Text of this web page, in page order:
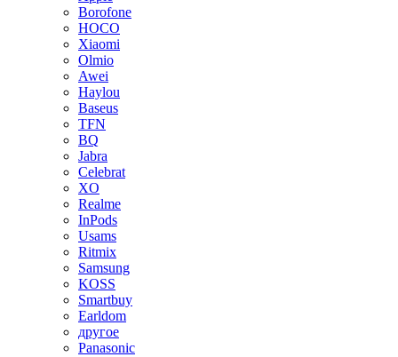
Borofone
HOCO
Xiaomi
Olmio
Awei
Haylou
Baseus
TFN
BQ
Jabra
Celebrat
XO
Realme
InPods
Usams
Ritmix
Samsung
KOSS
Smartbuy
Earldom
другое
Panasonic